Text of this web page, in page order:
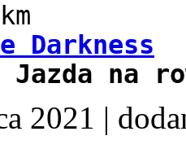
km
Darkness
Jazda na
2021 |